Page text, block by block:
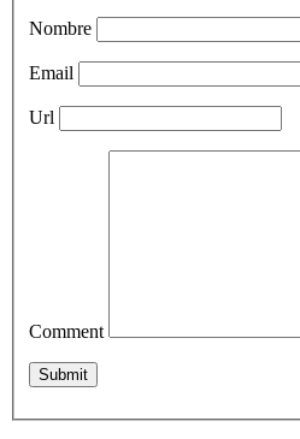
Nombre
Email
Url
Comment